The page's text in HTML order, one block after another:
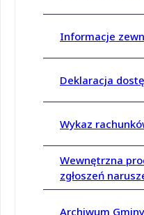
Informacje
Deklaracja
Wykaz
Wewnętrzna
zgłoszeń
Archiwum